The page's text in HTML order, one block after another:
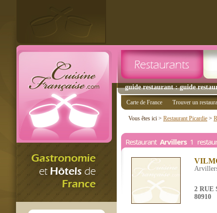
guide restaurant : guide
Carte de France Trouver un
Vous êtes ici > Restaurant Picardie >
Restaurant Arvillers1
2 RUE
80910